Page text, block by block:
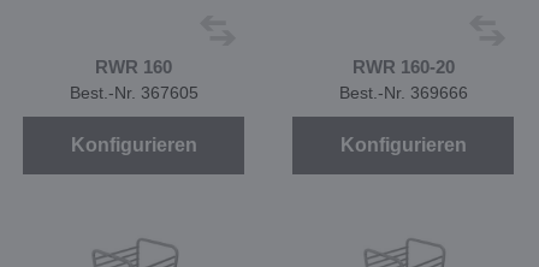
RWR 160
Best.-Nr. 367605
Konfigurieren
RWR 160-20
Best.-Nr. 369666
Konfigurieren